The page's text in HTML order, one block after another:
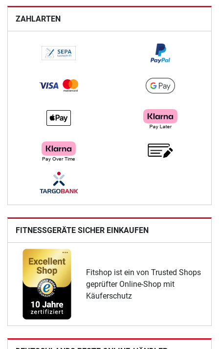
ZAHLARTEN
FITNESSGERÄTE SICHER EINKAUFEN
Fitshop ist ein von Trusted Shops
geprüfter Online-Shop mit
Käuferschutz